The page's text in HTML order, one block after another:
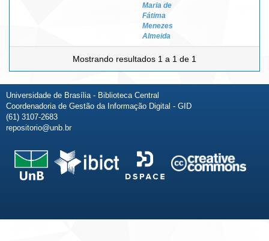
Maria de
Fátima
Menezes
Almeida
Mostrando resultados 1 a 1 de 1
Universidade de Brasília - Biblioteca Central
Coordenadoria de Gestão da Informação Digital - GID
(61) 3107-2683
repositorio@unb.br